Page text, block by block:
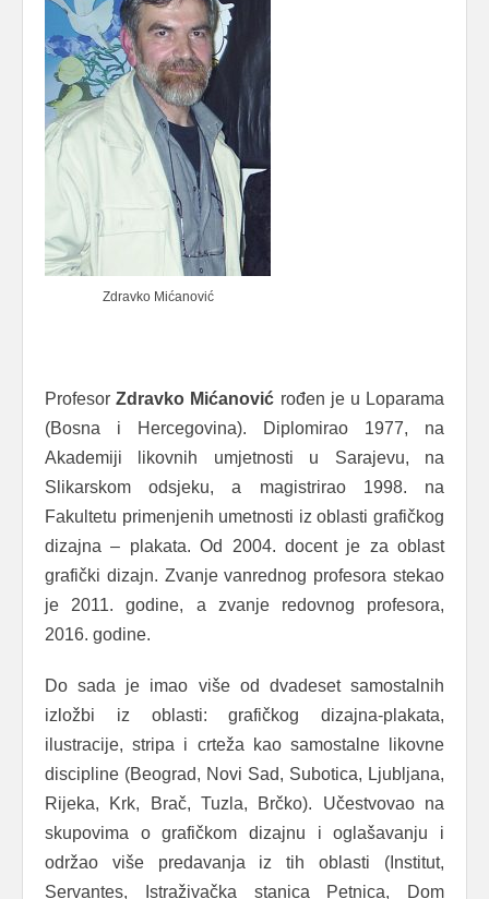
Zdravko Mićanović
ProfesorZdravko Mićanović rođen je u Loparama
(Bosna i Hercegovina). Diplomirao 1977, na
Akademiji likovnih umjetnosti u Sarajevu, na
Slikarskom odsjeku, a magistrirao 1998. na
Fakultetu primenjenih umetnosti iz oblasti grafičkog
dizajna – plakata. Od 2004. docent je za oblast
grafički dizajn. Zvanje vanrednog profesora stekao
je 2011. godine, a zvanje redovnog profesora,
2016. godine.
Do sada je imao više od dvadeset samostalnih
izložbi iz oblasti: grafičkog dizajna-plakata,
ilustracije, stripa i crteža kao samostalne likovne
discipline (Beograd, Novi Sad, Subotica, Ljubljana,
Rijeka, Krk, Brač, Tuzla, Brčko). Učestvovao na
skupovima o grafičkom dizajnu i oglašavanju i
održao više predavanja iz tih oblasti (Institut,
Servantes, Istraživačka stanica Petnica, Dom